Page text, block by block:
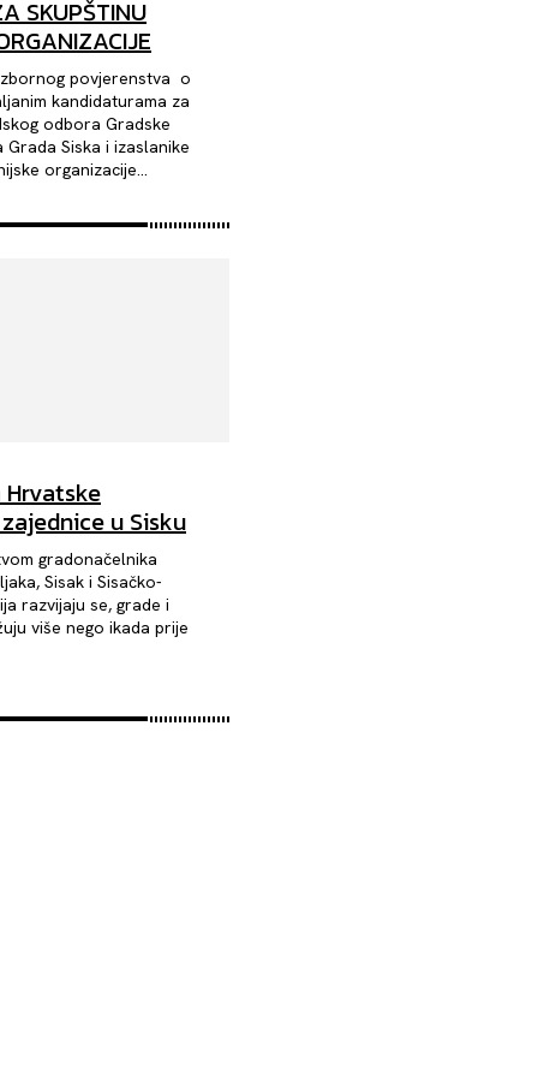
SKUPŠTINU
povjerenstva o
kandidaturama za
odbora Gradske
Grada Siska i izaslanike
organizacije...
u Sisku
gradonačelnika
Sisak i Sisačko-
razvijaju se, grade i
više nego ikada prije